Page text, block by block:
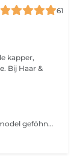
61
kapper,
Bij Haar &
Bij deze behandeling wordt uw haar stevig in model geföhnd.